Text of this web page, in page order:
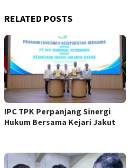
RELATED POSTS
IPC TPK Perpanjang Sinergi
Hukum Bersama Kejari Jakut